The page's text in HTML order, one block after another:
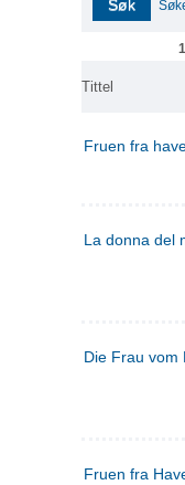
Søk
Tittel
Fruen fra
La donna del
Die Frau vom
Fruen fra